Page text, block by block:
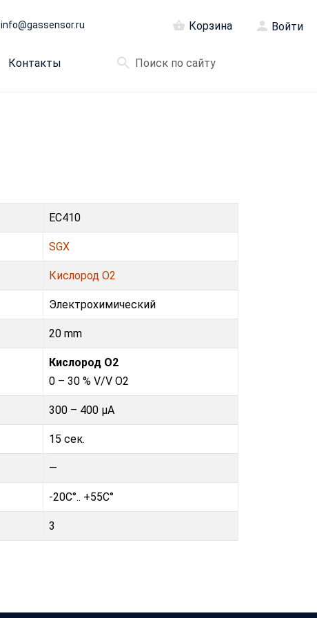
info@gassensor.ru Корзина Войти
Контакты
EC410
SGX
Кислород O2
Электрохимический
20 mm
Кислород O2
0 – 30 % V/V O2
300 – 400 µA
15 сек.
—
-20C°.. +55C°
3